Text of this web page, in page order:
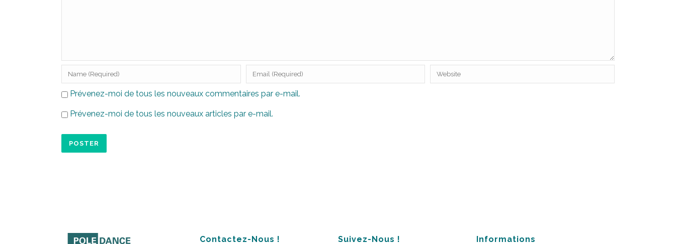
Prévenez-moi de tous les nouveaux commentaires par e-mail.
Prévenez-moi de tous les nouveaux articles par e-mail.
Contactez-Nous ! Suivez-Nous ! Informations